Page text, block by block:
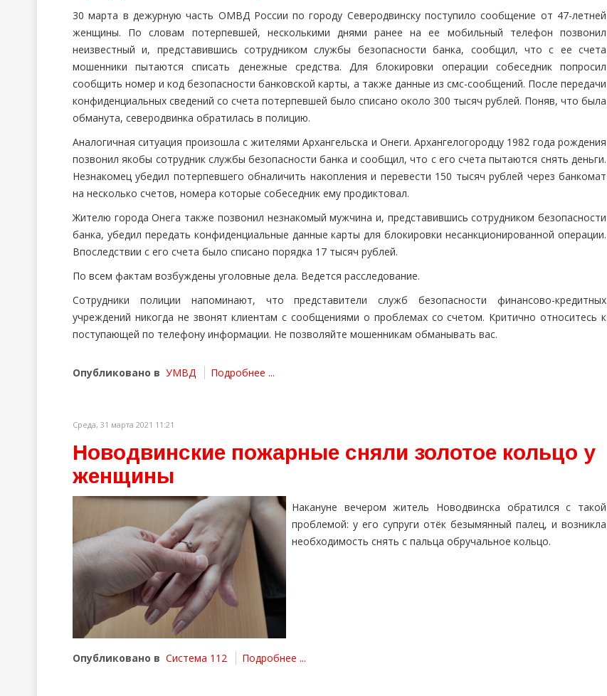
30 марта в дежурную часть ОМВД России по городу Северодвинску поступило сообщение от 47-летней
женщины. По словам потерпевшей, несколькими днями ранее на ее мобильный телефон позвонил
неизвестный и, представившись сотрудником службы безопасности банка, сообщил, что с ее счета
мошенники пытаются списать денежные средства. Для блокировки операции собеседник попросил
сообщить номер и код безопасности банковской карты, а также данные из смс-сообщений. После передачи
конфиденциальных сведений со счета потерпевшей было списано около 300 тысяч рублей. Поняв, что была
обманута, северодвинка обратилась в полицию.
Аналогичная ситуация произошла с жителями Архангельска и Онеги. Архангелогородцу 1982 года рождения
позвонил якобы сотрудник службы безопасности банка и сообщил, что с его счета пытаются снять деньги.
Незнакомец убедил потерпевшего обналичить накопления и перевести 150 тысяч рублей через банкомат
на несколько счетов, номера которые собеседник ему продиктовал.
Жителю города Онега также позвонил незнакомый мужчина и, представившись сотрудником безопасности
банка, убедил передать конфиденциальные данные карты для блокировки несанкционированной операции.
Впоследствии с его счета было списано порядка 17 тысяч рублей.
По всем фактам возбуждены уголовные дела. Ведется расследование.
Сотрудники полиции напоминают, что представители служб безопасности финансово-кредитных
учреждений никогда не звонят клиентам с сообщениями о проблемах со счетом. Критично относитесь к
поступающей по телефону информации. Не позволяйте мошенникам обманывать вас.
Опубликовано в УМВД Подробнее ...
Среда, 31 марта 2021 11:21
Новодвинские пожарные сняли золотое кольцо у
женщины
Накануне вечером житель Новодвинска обратился с такой
проблемой: у его супруги отёк безымянный палец, и возникла
необходимость снять с пальца обручальное кольцо.
Опубликовано в Система 112 Подробнее ...